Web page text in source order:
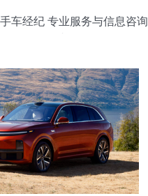
车经纪 专业服务与信息咨询